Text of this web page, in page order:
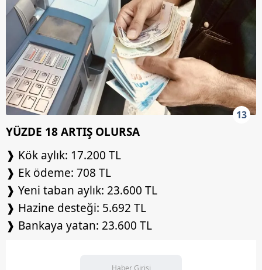
13
YÜZDE 18 ARTIŞ OLURSA
❱ Kök aylık: 17.200 TL
❱ Ek ödeme: 708 TL
❱ Yeni taban aylık: 23.600 TL
❱ Hazine desteği: 5.692 TL
❱ Bankaya yatan: 23.600 TL
Haber Girişi